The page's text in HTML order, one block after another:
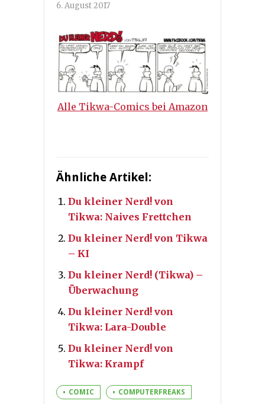
6. August 2017
Alle Tikwa-Comics bei Amazon
Ähnliche Artikel:
Du kleiner Nerd! von
Tikwa: Naives Frettchen
Du kleiner Nerd! von Tikwa
– KI
Du kleiner Nerd! (Tikwa) –
Überwachung
Du kleiner Nerd! von
Tikwa: Lara-Double
Du kleiner Nerd! von
Tikwa: Krampf
COMIC COMPUTERFREAKS